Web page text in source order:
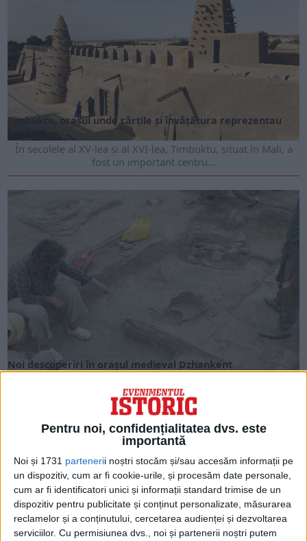
Pentru noi, confidențialitatea dvs. este
importantă
Noi și 1731 partenerii noștri stocăm și/sau accesăm informații pe
un dispozitiv, cum ar fi cookie-urile, și procesăm date personale,
cum ar fi identificatori unici și informații standard trimise de un
dispozitiv pentru publicitate și conținut personalizate, măsurarea
reclamelor și a conținutului, cercetarea audienței și dezvoltarea
serviciilor. Cu permisiunea dvs., noi și partenerii noștri putem
ARTICOLE ONLINE
Timbuktu, orașul unde cărțile și învățătura reprezentau
În secolele al XV-lea și al XVI-lea, Timbuktu, situat în Mali, a
fost un important centru...
ARTICOLE ONLINE
Noi descoperiri în orașul medieval Dzhankent
Germania a făcut noi descoperiri semnificative în...